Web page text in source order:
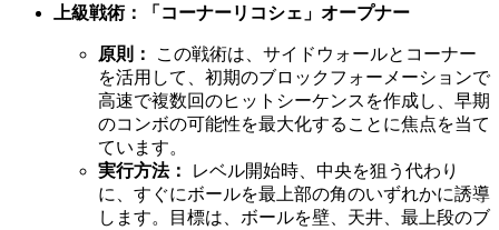
上級戦術：「コーナーリコシェ」オープナー
原則：
この戦術は、サイドウォールとコーナー
を活用して、初期のブロックフォーメーションで
高速で複数回のヒットシーケンスを作成し、早期
のコンボの可能性を最大化することに焦点を当て
ています。
実行方法：
レベル開始時、中央を狙う代わり
に、すぐにボールを最上部の角のいずれかに誘導
します。目標は、ボールを壁、天井、最上段のブ